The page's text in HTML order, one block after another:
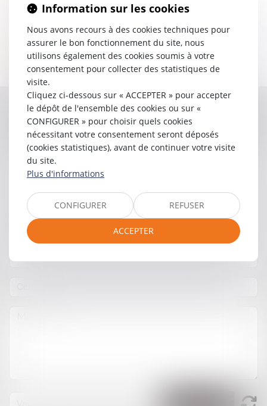
Maîtrise carrières judiciaires Université Paris II
Langue :
Anglais, Italien
ContacterLaurent MERLET
Information sur les cookies
Nous avons recours à des cookies techniques pour
assurer le bon fonctionnement du site, nous
utilisons également des cookies soumis à votre
consentement pour collecter des statistiques de
visite.
Cliquez ci-dessous sur « ACCEPTER » pour accepter
le dépôt de l'ensemble des cookies ou sur «
CONFIGURER » pour choisir quels cookies
nécessitant votre consentement seront déposés
(cookies statistiques), avant de continuer votre visite
du site.
Plus d'informations
CONFIGURER REFUSER
ACCEPTER